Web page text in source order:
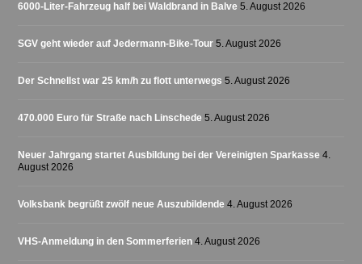
6000-Liter-Fahrzeug half bei Waldbrand in Balve 5. August 2026
SGV geht wieder auf Jedermann-Bike-Tour 5. August 2026
Der Schnellst war 25 km/h zu flott unterwegs 5. August 2026
470.000 Euro für Straße nach Linschede 5. August 2026
Neuer Jahrgang startet Ausbildung bei der Vereinigten Sparkasse 4.
August 2026
Volksbank begrüßt zwölf neue Auszubildende 4. August 2026
VHS-Anmeldung in den Sommerferien 4. August 2026